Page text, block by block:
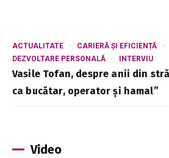
ACTUALITATE
CARIERĂ ȘI EFICIENȚĂ
DEZVOLTARE PERSONALĂ
INTERVIU
Vasile Tofan, despre anii din
ca bucătar, operator și hamal”
Video